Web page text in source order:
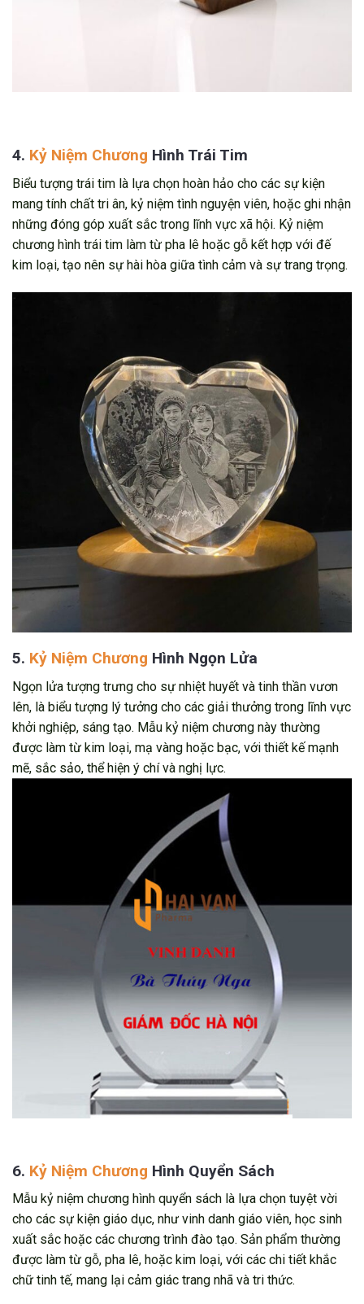
4. Kỷ Niệm Chương Hình Trái Tim
Biểu tượng trái tim là lựa chọn hoàn hảo cho các sự kiện
mang tính chất tri ân, kỷ niệm tình nguyện viên, hoặc ghi nhận
những đóng góp xuất sắc trong lĩnh vực xã hội. Kỷ niệm
chương hình trái tim làm từ pha lê hoặc gỗ kết hợp với đế
kim loại, tạo nên sự hài hòa giữa tình cảm và sự trang trọng.
5. Kỷ Niệm Chương Hình Ngọn Lửa
Ngọn lửa tượng trưng cho sự nhiệt huyết và tinh thần vươn
lên, là biểu tượng lý tưởng cho các giải thưởng trong lĩnh vực
khởi nghiệp, sáng tạo. Mẫu kỷ niệm chương này thường
được làm từ kim loại, mạ vàng hoặc bạc, với thiết kế mạnh
mẽ, sắc sảo, thể hiện ý chí và nghị lực.
6. Kỷ Niệm Chương Hình Quyển Sách
Mẫu kỷ niệm chương hình quyển sách là lựa chọn tuyệt vời
cho các sự kiện giáo dục, như vinh danh giáo viên, học sinh
xuất sắc hoặc các chương trình đào tạo. Sản phẩm thường
được làm từ gỗ, pha lê, hoặc kim loại, với các chi tiết khắc
chữ tinh tế, mang lại cảm giác trang nhã và tri thức.